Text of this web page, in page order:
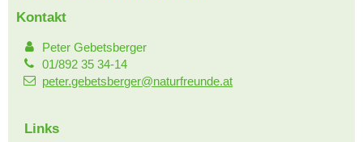
Kontakt
Peter Gebetsberger
01/892 35 34-14
peter.gebetsberger@naturfreunde.at
Links